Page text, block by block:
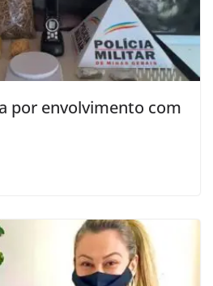
por envolvimento com